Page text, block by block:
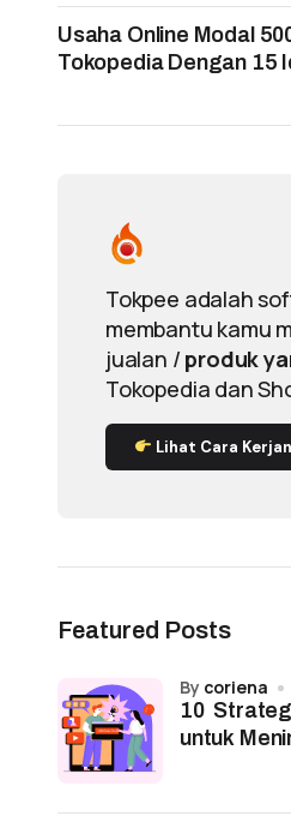
Usaha Online Modal
Tokopedia Dengan 15
Tokpee adalah
membantu kamu
jualan / produk
Tokopedia dan
Lihat Cara
Featured Posts
10
untuk
by coriena